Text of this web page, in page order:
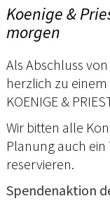
Koenige &
morgen
Als Abschluss von
herzlich zu
KOENIGE &
Wir bitten alle
Planung auch
reservieren.
Spendenaktion